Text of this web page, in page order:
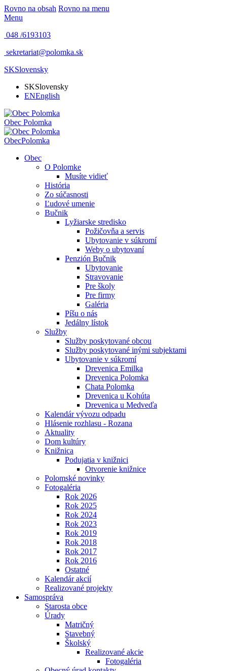
Rovno na obsah Rovno na menu
Menu
048 /6193103
sekretariat@polomka.sk
SKSlovensky
SKSlovensky
ENEnglish
Obec Polomka
ObecPolomka
Obec
O Polomke
Musíte vidieť
História
Zo súčasnosti
Ľudové umenie
Bučnik
Lyžiarske stredisko
Požičovňa a servis
Ubytovanie v súkromí
Weby o ubytovaní
Penzión Bučnik
Ubytovanie
Stravovanie
Pre školy
Pre firmy
Galéria
Píšu o nás
Jedálny lístok
Služby
Služby poskytované obcou
Služby poskytované inými subjektami
Ubytovanie v súkromí
Drevenica Emilka
Drevenica Polomka
Chata Polomka
Drevenica u Kohúta
Drevenica u Medveďa
Kalendár vývozu odpadu
Hlásenie rozhlasu - Rozana
Aktuality
Dom kultúry
Knižnica
Podujatia v knižnici
Otvorenie knižnice
Polomské novinky
Fotogaléria
Rok 2026
Rok 2025
Rok 2024
Rok 2023
Rok 2019
Rok 2018
Rok 2017
Rok 2016
Ostatné
Kalendár akcií
Realizované projekty
Samospráva
Starosta obce
Úrady
Matričný
Stavebný
Školský
Realizované akcie
Fotogaléria